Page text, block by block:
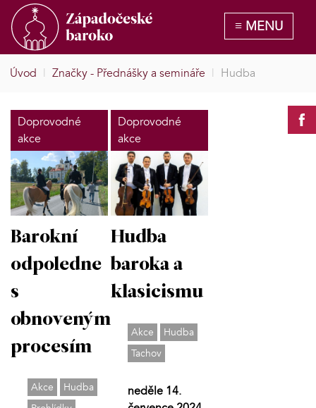
Úvod | Značky - Přednášky a semináře | Hudba
Doprovodné
akce
Barokní
odpoledne
s
obnoveným
procesím
Akce
Hudba
Doprovodné
akce
Hudba
baroka a
klasicismu
Akce
Hudba
Tachov
neděle 14.